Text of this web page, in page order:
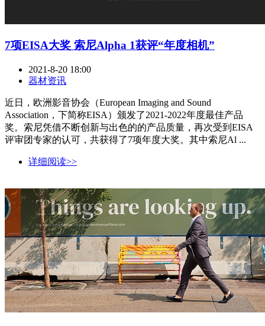
7项EISA大奖 索尼Alpha 1获评“年度相机”
2021-8-20 18:00
器材资讯
近日，欧洲影音协会（European Imaging and Sound
Association，下简称EISA）颁发了2021-2022年度最佳产品
奖。索尼凭借不断创新与出色的的产品质量，再次受到EISA
评审团专家的认可，共获得了7项年度大奖。其中索尼Al ...
详细阅读>>